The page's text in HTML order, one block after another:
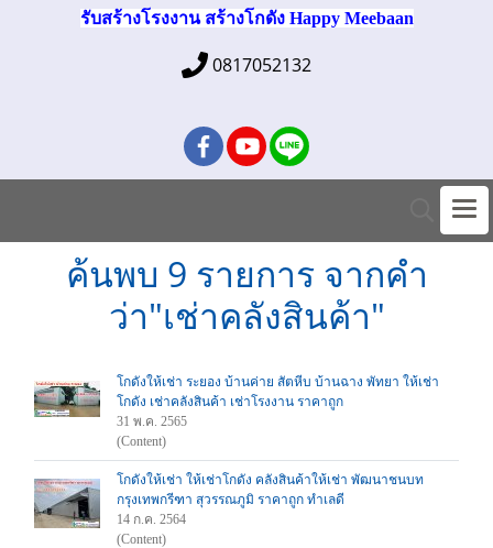
รับสร้างโรงงาน สร้างโกดัง Happy Meebaan
0817052132
ค้นพบ 9 รายการ จากคำ
ว่า"เช่าคลังสินค้า"
โกดังให้เช่า ระยอง บ้านค่าย สัตหีบ บ้านฉาง พัทยา ให้เช่า
โกดัง เช่าคลังสินค้า เช่าโรงงาน ราคาถูก
31 พ.ค. 2565
(Content)
โกดังให้เช่า ให้เช่าโกดัง คลังสินค้าให้เช่า พัฒนาชนบท​
กรุงเทพกรีฑา สุวรรณภูมิ ราคาถูก ทำเลดี
14 ก.ค. 2564
(Content)